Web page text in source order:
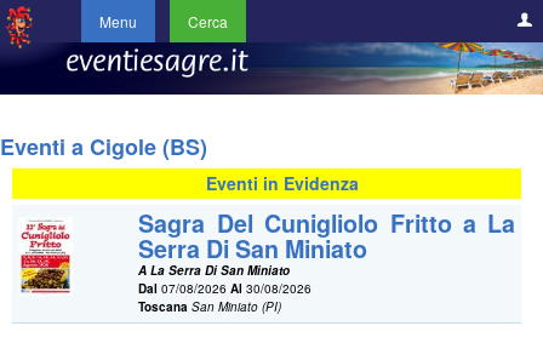
Menu Cerca
Eventi a Cigole (BS)
Eventi in Evidenza
Sagra Del Cunigliolo Fritto a La
Serra Di San Miniato
A La Serra Di San Miniato
Dal 07/08/2026Al 30/08/2026
Toscana San Miniato (PI)